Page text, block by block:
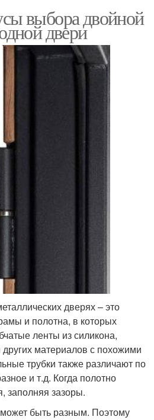
выбора двойной
двери
дверях – это
и полотна, в которых
ленты из силикона,
материалов с похожими
трубки также различают по
и т.д. Когда полотно
заполняя зазоры.
быть разным. Поэтому